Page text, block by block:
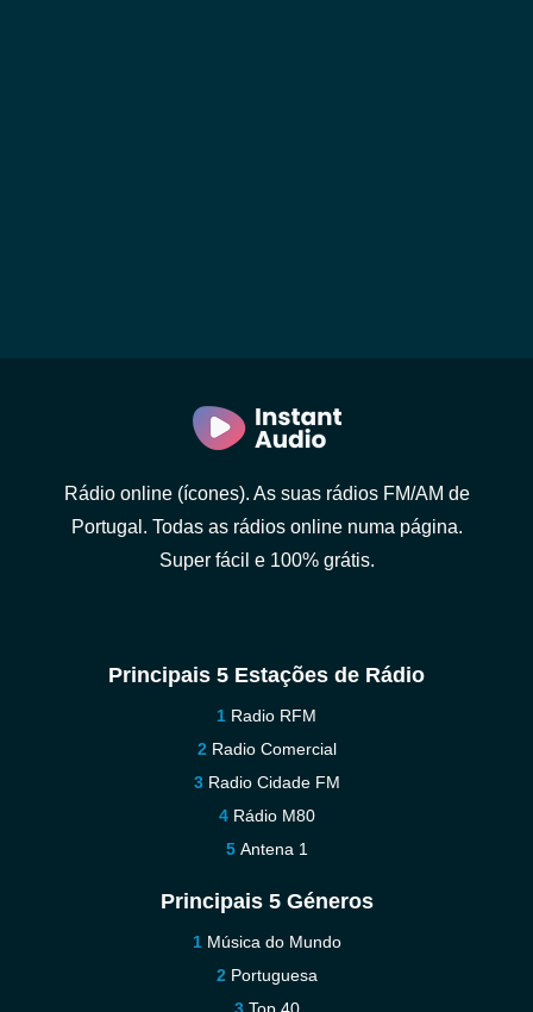
Rádio online (ícones). As suas rádios FM/AM de
Portugal. Todas as rádios online numa página.
Super fácil e 100% grátis.
Principais 5 Estações de Rádio
Radio RFM
Radio Comercial
Radio Cidade FM
Rádio M80
Antena 1
Principais 5 Géneros
Música do Mundo
Portuguesa